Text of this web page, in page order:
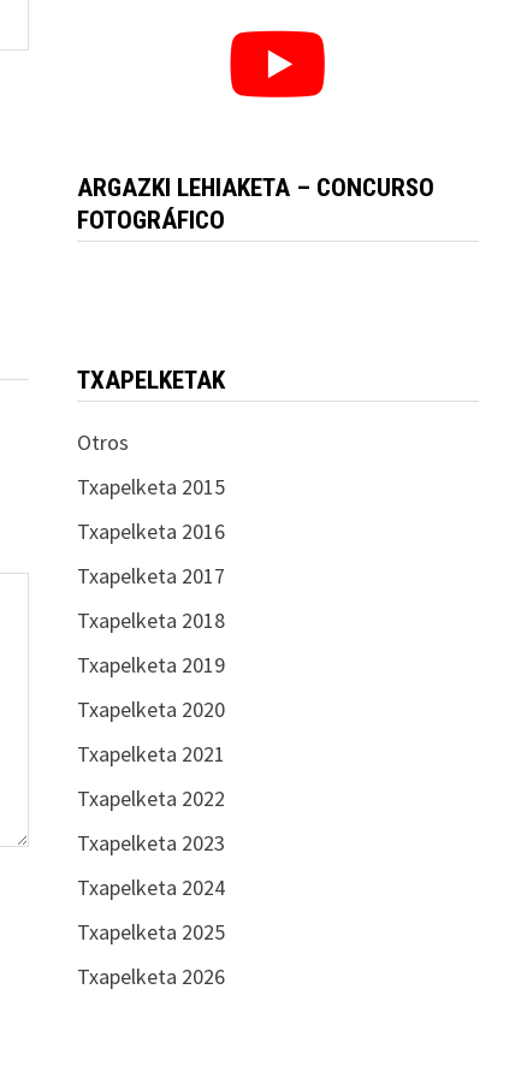
ARGAZKI LEHIAKETA – CONCURSO
FOTOGRÁFICO
TXAPELKETAK
Otros
Txapelketa 2015
Txapelketa 2016
Txapelketa 2017
Txapelketa 2018
Txapelketa 2019
Txapelketa 2020
Txapelketa 2021
Txapelketa 2022
Txapelketa 2023
Txapelketa 2024
Txapelketa 2025
Txapelketa 2026